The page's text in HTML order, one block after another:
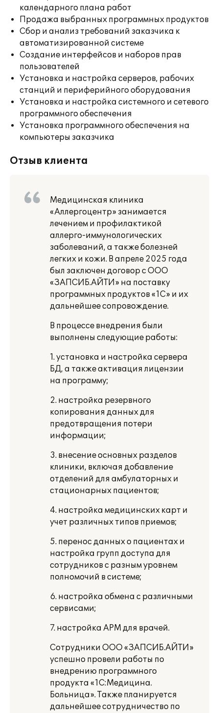
календарного плана работ
Продажа выбранных программных продуктов
Сбор и анализ требований заказчика к
автоматизированной системе
Создание интерфейсов и наборов прав
пользователей
Установка и настройка серверов, рабочих
станций и периферийного оборудования
Установка и настройка системного и сетевого
программного обеспечения
Установка программного обеспечения на
компьютеры заказчика
Отзыв клиента
Медицинская клиника
«Аллергоцентр» занимается
лечением и профилактикой
аллерго-иммунологических
заболеваний, а также болезней
легких и кожи. В апреле 2025 года
был заключен договор с ООО
«ЗАПСИБ.АЙТИ» на поставку
программных продуктов «1С» и их
дальнейшее сопровождение.
В процессе внедрения были
выполнены следующие работы:
1. установка и настройка сервера
БД, а также активация лицензии
на программу;
2. настройка резервного
копирования данных для
предотвращения потери
информации;
3. внесение основных разделов
клиники, включая добавление
отделений для амбулаторных и
стационарных пациентов;
4. настройка медицинских карт и
учет различных типов приемов;
5. перенос данных о пациентах и
настройка групп доступа для
сотрудников с разным уровнем
полномочий в системе;
6. настройка обмена с различными
сервисами;
7. настройка АРМ для врачей.
Сотрудники ООО «ЗАПСИБ.АЙТИ»
успешно провели работы по
внедрению программного
продукта «1С:Медицина.
Больница». Также планируется
дальнейшее сотрудничество по